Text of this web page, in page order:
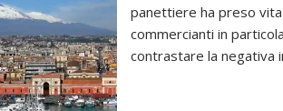
panettiere ha preso vita
commercianti in
contrastare la negativa